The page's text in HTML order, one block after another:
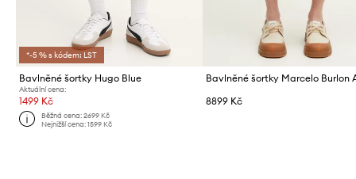
*-5 % s kódem: LST
Bavlněné šortky Hugo Blue
Aktuální cena:
1499 Kč
Běžná cena:2699 Kč
Nejnižší cena:1599 Kč
8899 Kč